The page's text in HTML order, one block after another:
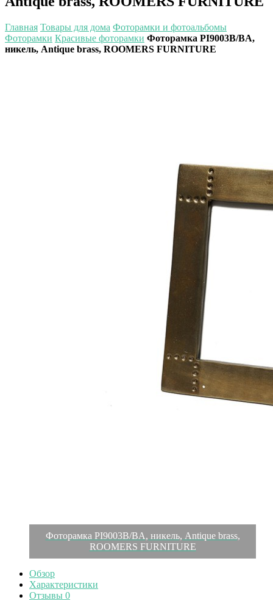
Главная Товары для дома Фоторамки и фотоальбомы
Фоторамки Красивые фоторамки Фоторамка PI9003B/BA,
никель, Antique brass, ROOMERS FURNITURE
Фоторамка PI9003B/BA, никель, Antique brass,
ROOMERS FURNITURE
Обзор
Характеристики
Отзывы 0